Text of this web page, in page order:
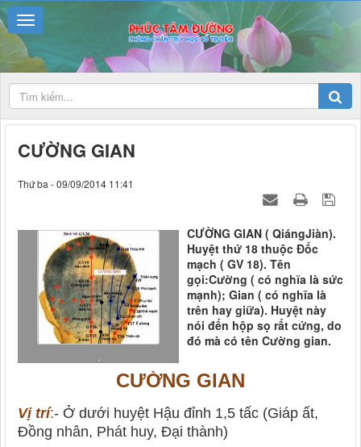
CƯỜNG GIAN
Thứ ba - 09/09/2014 11:41
.
CƯỜNG GIAN ( QiángJiàn).
Huyệt thứ 18 thuộc Đốc
mạch ( GV 18). Tên
gọi:Cường ( có nghĩa là sức
mạnh); Gian ( có nghĩa là
trên hay giữa). Huyệt này
nói đến hộp sọ rất cứng, do
đó mà có tên Cường gian.
CƯỜNG GIAN
Vị trí:- Ở dưới huyệt Hậu đỉnh 1,5 tấc (Giáp ất,
Đồng nhân, Phát huy, Đại thành)